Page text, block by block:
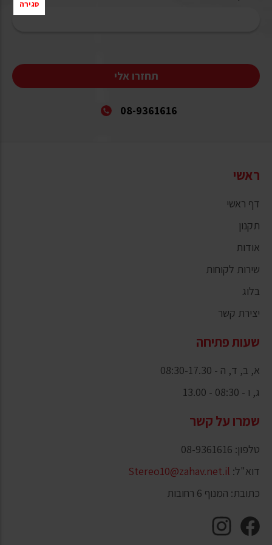
תחזרו אלי
08-9361616
ראשי
דף ראשי
תקנון
אודות
שירות לקוחות
בלוג
יצירת קשר
שעות פתיחה
א, ב, ד, ה - 08:30-17.30
ג, ו - 08:30 - 13.00
שמרו על קשר
טלפון: 08-9361616
דוא"ל: Stereo10@zahav.net.il
כתובת: המנוף 6 רחובות
סגירה